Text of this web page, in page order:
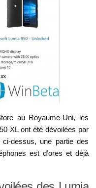
au Royaume-Uni, les
XL ont été dévoilées par
dessus, une partie des
est d’ores et déjà